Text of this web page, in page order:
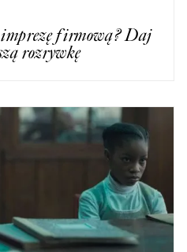
imprezę firmową? Daj
rozrywkę